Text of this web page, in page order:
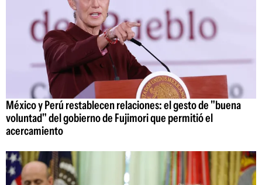
México y Perú restablecen relaciones: el gesto de "buena
voluntad" del gobierno de Fujimori que permitió el
acercamiento